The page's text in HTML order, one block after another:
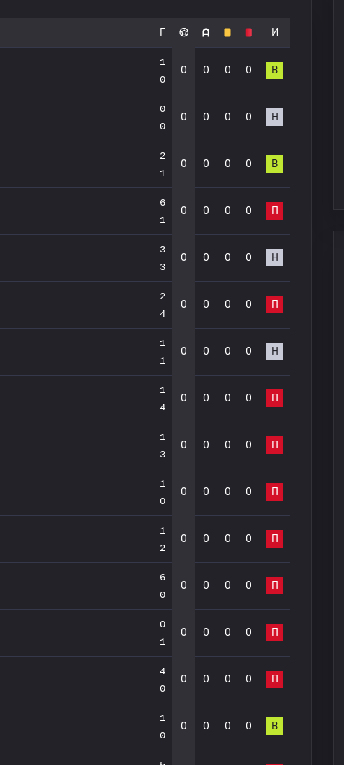
Г И
1
0
0 0 0 0 В
0
0
0 0 0 0 Н
2
1
0 0 0 0 В
6
1
0 0 0 0 П
3
3
0 0 0 0 Н
2
4
0 0 0 0 П
1
1
0 0 0 0 Н
1
4
0 0 0 0 П
1
3
0 0 0 0 П
1
0
0 0 0 0 П
1
2
0 0 0 0 П
6
0
0 0 0 0 П
0
1
0 0 0 0 П
4
0
0 0 0 0 П
1
0
0 0 0 0 В